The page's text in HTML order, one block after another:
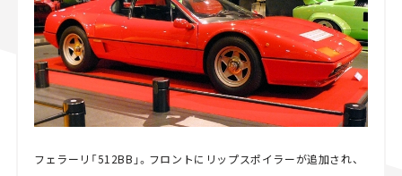
フェラーリ「512BB」。フロントにリップスポイラーが追加され、